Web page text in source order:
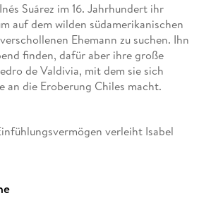
Suárez im 16. Jahrhundert ihr
auf dem wilden südamerikanischen
Ehemann zu suchen. Ihn
finden, dafür aber ihre große
de Valdivia, mit dem sie sich
an die Eroberung Chiles macht.
verleiht Isabel